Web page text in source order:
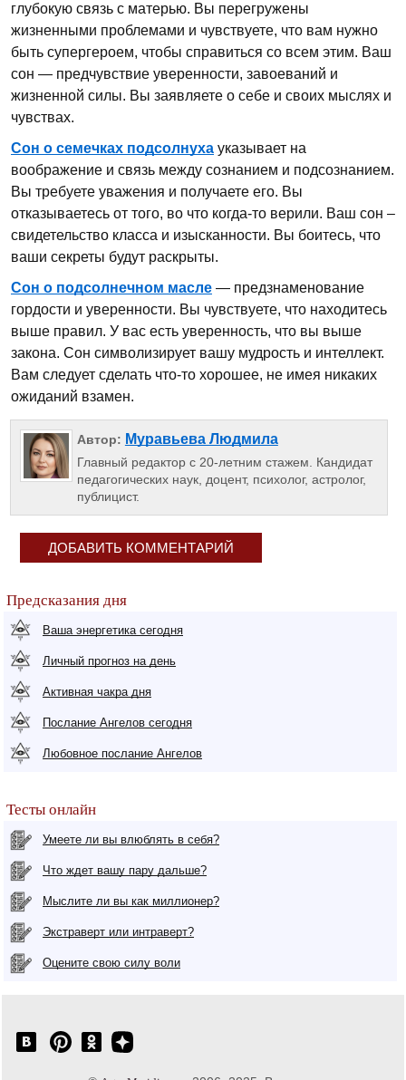
глубокую связь с матерью. Вы перегружены
жизненными проблемами и чувствуете, что вам нужно
быть супергероем, чтобы справиться со всем этим. Ваш
сон — предчувствие уверенности, завоеваний и
жизненной силы. Вы заявляете о себе и своих мыслях и
чувствах.
Сон о семечках подсолнуха указывает на
воображение и связь между сознанием и подсознанием.
Вы требуете уважения и получаете его. Вы
отказываетесь от того, во что когда-то верили. Ваш сон –
свидетельство класса и изысканности. Вы боитесь, что
ваши секреты будут раскрыты.
Сон о подсолнечном масле — предзнаменование
гордости и уверенности. Вы чувствуете, что находитесь
выше правил. У вас есть уверенность, что вы выше
закона. Сон символизирует вашу мудрость и интеллект.
Вам следует сделать что-то хорошее, не имея никаких
ожиданий взамен.
Автор: Муравьева Людмила
Главный редактор с 20-летним стажем. Кандидат
педагогических наук, доцент, психолог, астролог,
публицист.
ДОБАВИТЬ КОММЕНТАРИЙ
Предсказания дня
Ваша энергетика сегодня
Личный прогноз на день
Активная чакра дня
Послание Ангелов сегодня
Любовное послание Ангелов
Тесты онлайн
Умеете ли вы влюблять в себя?
Что ждет вашу пару дальше?
Мыслите ли вы как миллионер?
Экстраверт или интраверт?
Оцените свою силу воли